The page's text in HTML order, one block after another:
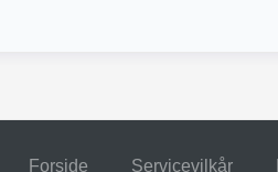
Forside Servicevilkår